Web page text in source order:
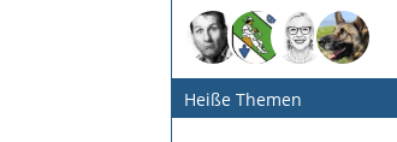
Heiße Themen